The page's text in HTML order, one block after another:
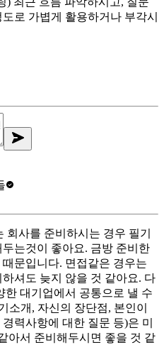
로 가볍게 활용하거나 부각시
회사를 준비하시는 경우 필기
는것이 좋아요. 금방 준비한
문입니다. 면접같은 경우는
셔도 늦지 않을 것 같아요. 다
한 대기업에서 공통으로 낼 수
소개, 자신의 장단점, 본인이
력사항에 대한 질문 등)은 미
아서 준비해두시면 좋을 것 같